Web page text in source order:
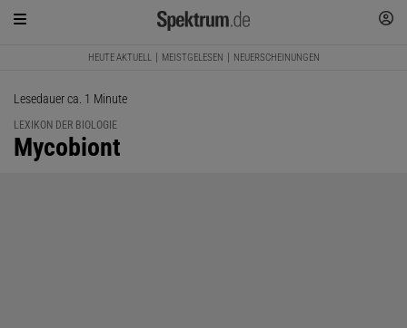
HEUTE AKTUELL MEISTGELESEN NEUERSCHEINUNGEN
Lesedauer ca. 1 Minute
LEXIKON DER BIOLOGIE
:
Mycobiont